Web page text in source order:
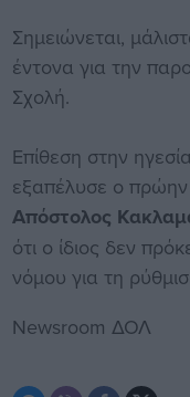
Σημειώνεται,
έντονα για την
Σχολή.
Επίθεση στην
εξαπέλυσε ο
Απόστολος
ότι ο ίδιος δεν
νόμου για τη
Newsroom ΔΟΛ